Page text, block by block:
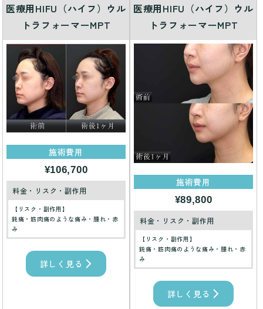
医療用HIFU（ハイフ）ウル
トラフォーマーMPT
施術費用
¥106,700
料金・リスク・副作用
【リスク・副作用】
鈍痛・筋肉痛のような痛み・腫れ・赤
み
詳しく見る
医療用HIFU（ハイフ）ウル
トラフォーマーMPT
施術費用
¥89,800
料金・リスク・副作用
【リスク・副作用】
鈍痛・筋肉痛のような痛み・腫れ・赤
み
詳しく見る